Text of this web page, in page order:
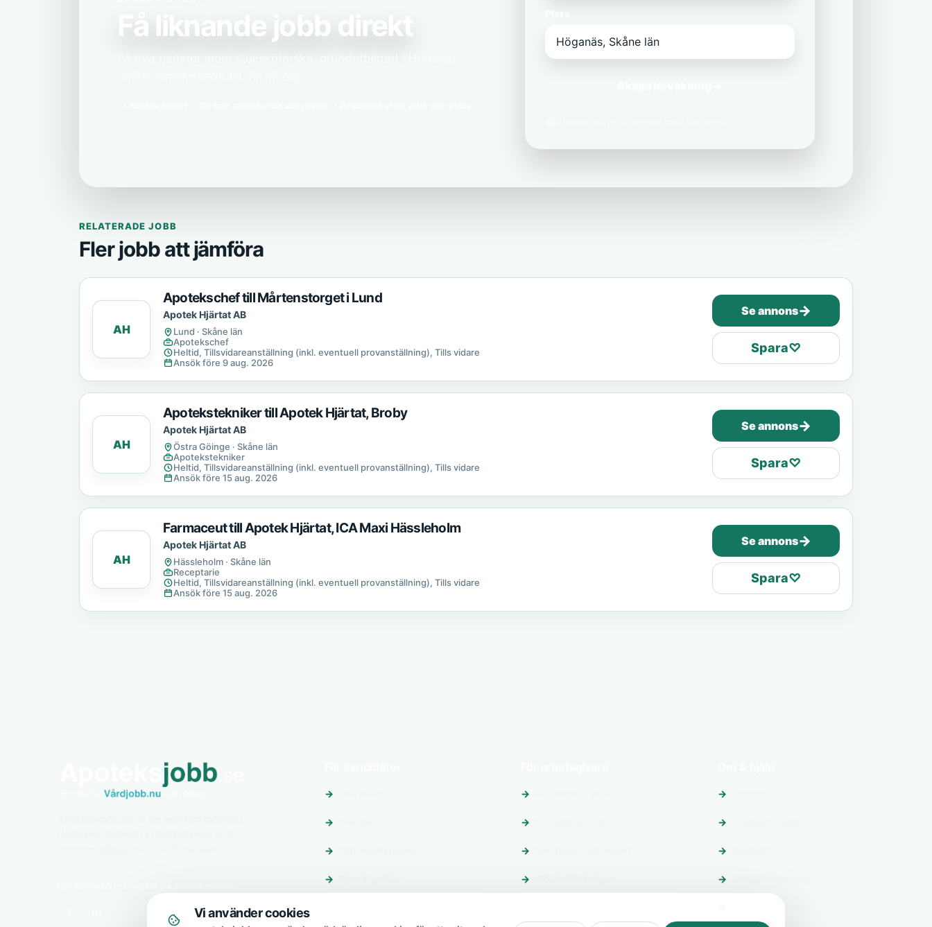
Få liknande jobb direkt
RELATERADE JOBB
Fler jobb att jämföra
AH
Apotekschef till Mårtenstorget i Lund
Apotek Hjärtat AB
Lund · Skåne län
Apotekschef
Heltid, Tillsvidareanställning (inkl. eventuell provanställning), Tills vidare
Ansök före 9 aug. 2026
Se annons→
Spara♡
AH
Apotekstekniker till Apotek Hjärtat, Broby
Apotek Hjärtat AB
Östra Göinge · Skåne län
Apotekstekniker
Heltid, Tillsvidareanställning (inkl. eventuell provanställning), Tills vidare
Ansök före 15 aug. 2026
Se annons→
Spara♡
AH
Farmaceut till Apotek Hjärtat, ICA Maxi Hässleholm
Apotek Hjärtat AB
Hässleholm · Skåne län
Receptarie
Heltid, Tillsvidareanställning (inkl. eventuell provanställning), Tills vidare
Ansök före 15 aug. 2026
Se annons→
Spara♡
Vi använder cookies